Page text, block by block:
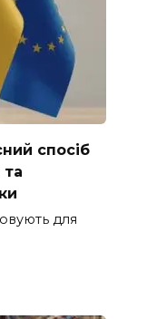
спосіб
для